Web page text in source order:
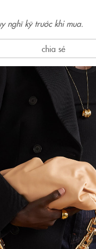
nghĩ kỹ trước khi mua.
chia sẻ